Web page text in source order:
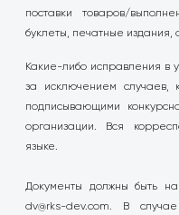
поставки товаров/
буклеты, печатные издания,
Какие-либо исправления в
за исключением случаев,
подписывающими
организации. Вся
языке.
Документы должны быть
dv@rks-dev.com. В случае